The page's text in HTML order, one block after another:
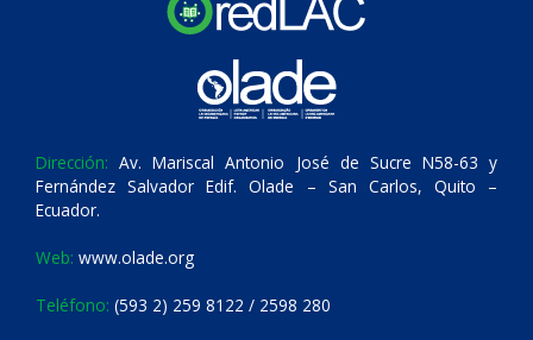
Dirección: Av. Mariscal Antonio José de Sucre N58-63 y
Fernández Salvador Edif. Olade – San Carlos, Quito –
Ecuador.
Web: www.olade.org
Teléfono: (593 2) 259 8122 / 2598 280